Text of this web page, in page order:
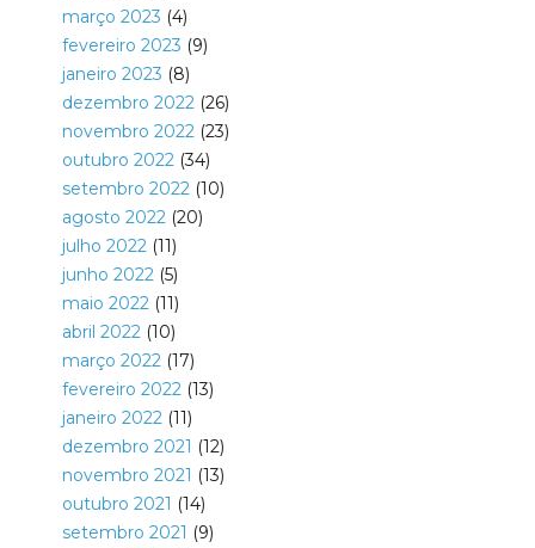
março 2023 (4)
fevereiro 2023 (9)
janeiro 2023 (8)
dezembro 2022(26)
novembro 2022(23)
outubro 2022(34)
setembro 2022(10)
agosto 2022(20)
julho 2022(11)
junho 2022(5)
maio 2022(11)
abril 2022(10)
março 2022(17)
fevereiro 2022(13)
janeiro 2022(11)
dezembro 2021 (12)
novembro 2021 (13)
outubro 2021 (14)
setembro 2021 (9)